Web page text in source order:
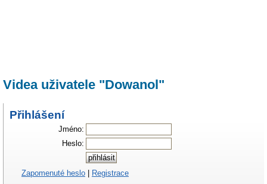
Videa uživatele "Dowanol"
Přihlášení
Jméno:
Heslo:
Zapomenuté heslo Registrace